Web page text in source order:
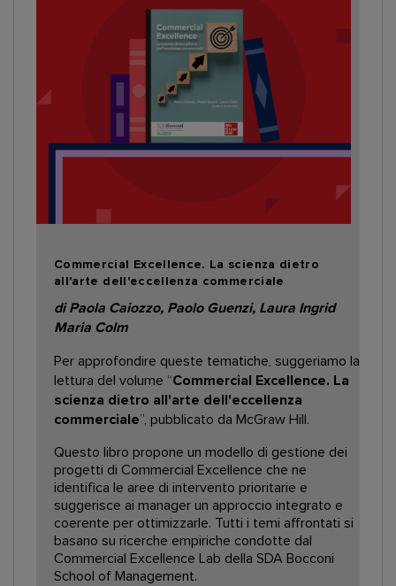
Commercial Excellence. La scienza dietro
all'arte dell'eccellenza commerciale
di Paola Caiozzo, Paolo Guenzi, Laura Ingrid
Maria Colm
Per approfondire queste tematiche, suggeriamo la
lettura del volume “Commercial Excellence. La
scienza dietro all'arte dell'eccellenza
commerciale”, pubblicato da McGraw Hill.
Questo libro propone un modello di gestione dei
progetti di Commercial Excellence che ne
identifica le aree di intervento prioritarie e
suggerisce ai manager un approccio integrato e
coerente per ottimizzarle. Tutti i temi affrontati si
basano su ricerche empiriche condotte dal
Commercial Excellence Lab della SDA Bocconi
School of Management.